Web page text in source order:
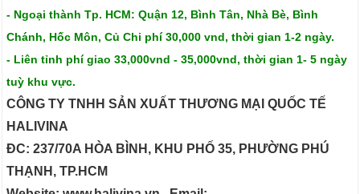
- Ngoại thành Tp. HCM: Quận 12, Bình Tân, Nhà Bè, Bình
Chánh, Hốc Môn, Củ Chi phí 30,000 vnd, thời gian 1-2 ngày.
- Liên tỉnh phí giao 33,000vnd - 35,000vnd, thời gian 1- 5 ngày
tuỳ khu vực.
CÔNG TY TNHH SẢN XUẤT THƯƠNG MẠI QUỐC TẾ
HALIVINA
ĐC: 237/70A HÒA BÌNH, KHU PHỐ 35, PHƯỜNG PHÚ
THẠNH, TP.HCM